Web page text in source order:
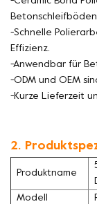
-Schnelle
Effizienz.
-Anwendbar für
-ODM und OEM
-Kurze Lieferzeit
2.
Produktname
Modell